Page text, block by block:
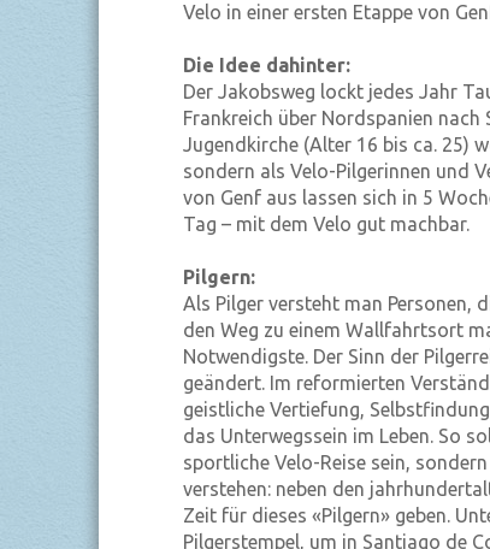
Velo in einer ersten Etappe von
Die Idee dahinter:
Der Jakobsweg lockt jedes Jahr
Frankreich über Nordspanien
Jugendkirche (Alter 16 bis ca. 25)
sondern als Velo-Pilgerinnen und
von Genf aus lassen sich in 5
Tag – mit dem Velo gut machbar.
Pilgern:
Als Pilger versteht man Personen,
den Weg zu einem Wallfahrtsort
Notwendigste. Der Sinn der
geändert. Im reformierten
geistliche Vertiefung,
das Unterwegssein im Leben. So
sportliche Velo-Reise sein,
verstehen: neben den
Zeit für dieses «Pilgern» geben.
Pilgerstempel, um in Santiago de